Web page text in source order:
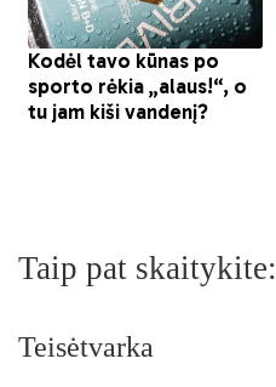
Taip pat skaitykite:
Teisėtvarka